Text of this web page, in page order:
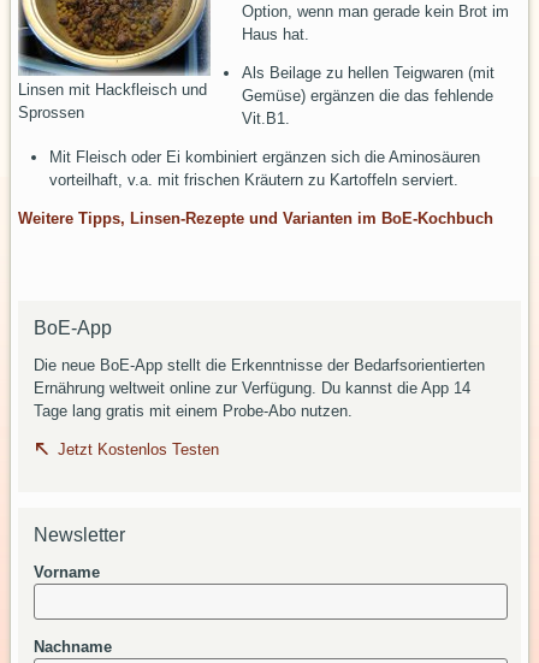
Linsen mit Hackfleisch und
Sprossen
Option, wenn man gerade kein Brot im
Haus hat.
Als Beilage zu hellen Teigwaren (mit
Gemüse) ergänzen die das fehlende
Vit.B1.
Mit Fleisch oder Ei kombiniert ergänzen sich die Aminosäuren
vorteilhaft, v.a. mit frischen Kräutern zu Kartoffeln serviert.
Weitere Tipps, Linsen-Rezepte und Varianten im BoE-Kochbuch
BoE-App
Die neue BoE-App stellt die Erkenntnisse der Bedarfsorientierten
Ernährung weltweit online zur Verfügung. Du kannst die App 14
Tage lang gratis mit einem Probe-Abo nutzen.
Jetzt Kostenlos Testen
Newsletter
Vorname
Nachname